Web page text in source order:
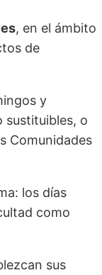
, en el ámbito
de
y
sustituibles, o
Comunidades
los días
como
sus